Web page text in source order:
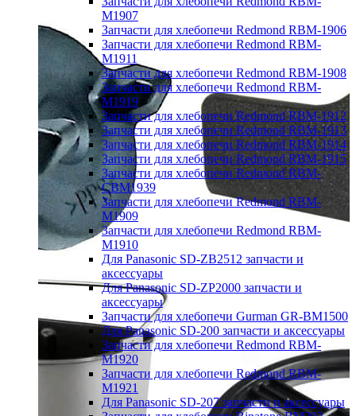
M1907
Запчасти для хлебопечи Redmond RBM-1906
Запчасти для хлебопечи Redmond RBM-
M1911
Запчасти для хлебопечи Redmond RBM-1908
Запчасти для хлебопечи Redmond RBM-
M1919
Запчасти для хлебопечи Redmond RBM-1912
Запчасти для хлебопечи Redmond RBM-1913
Запчасти для хлебопечи Redmond RBM-1914
Запчасти для хлебопечи Redmond RBM-1915
Запчасти для хлебопечи Redmond RBM-
CBM1939
Запчасти для хлебопечи Redmond RBM-
M1909
Запчасти для хлебопечи Redmond RBM-
M1910
Для Panasonic SD-ZB2512 запчасти и
аксессуары
Для Panasonic SD-ZP2000 запчасти и
аксессуары
Запчасти для хлебопечи Gurman GR-BM1500
Для Panasonic SD-200 запчасти и аксессуары
Запчасти для хлебопечи Redmond RBM-
M1920
Запчасти для хлебопечи Redmond RBM-
M1921
Для Panasonic SD-207 запчасти и аксессуары